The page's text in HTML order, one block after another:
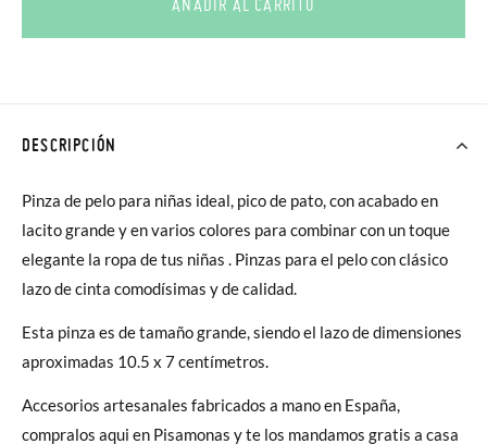
AÑADIR AL CARRITO
DESCRIPCIÓN
Pinza de pelo para niñas ideal, pico de pato, con acabado en
lacito grande y en varios colores para combinar con un toque
elegante la ropa de tus niñas . Pinzas para el pelo con clásico
lazo de cinta comodísimas y de calidad.
Esta pinza es de tamaño grande, siendo el lazo de dimensiones
aproximadas 10.5 x 7 centímetros.
Accesorios artesanales fabricados a mano en España,
compralos aqui en Pisamonas y te los mandamos gratis a casa